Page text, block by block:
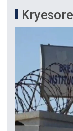
Kryesore